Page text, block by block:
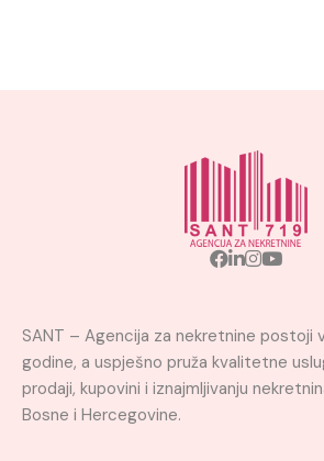
SANT – Agencija za nekretnine postoji
godine, a uspješno pruža kvalitetne
prodaji, kupovini i iznajmljivanju
Bosne i Hercegovine.